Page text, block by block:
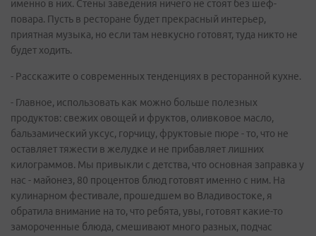
именно в них. Стены заведения ничего не стоят без шеф-
повара. Пусть в ресторане будет прекрасный интерьер,
приятная музыка, но если там невкусно готовят, туда никто не
будет ходить.
- Расскажите о современных тенденциях в ресторанной кухне.
- Главное, использовать как можно больше полезных
продуктов: свежих овощей и фруктов, оливковое масло,
бальзамический уксус, горчицу, фруктовые пюре - то, что не
оставляет тяжести в желудке и не прибавляет лишних
килограммов. Мы привыкли с детства, что основная заправка у
нас - майонез, 80 процентов блюд готовят именно с ним. На
кулинарном фестивале, прошедшем во Владивостоке, я
обратила внимание на то, что ребята, увы, готовят какие-то
замороченные блюда, смешивают много разных, подчас